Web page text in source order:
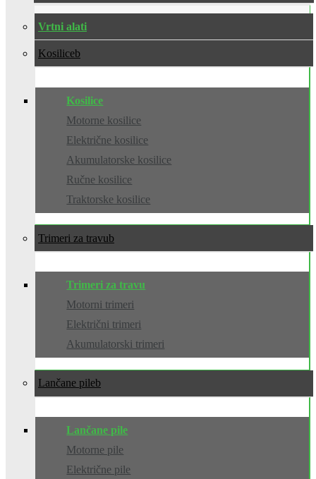
Vrtni alati
Kosilice
Kosilice
Motorne kosilice
Električne kosilice
Akumulatorske kosilice
Ručne kosilice
Traktorske kosilice
Trimeri za travu
Trimeri za travu
Motorni trimeri
Električni trimeri
Akumulatorski trimeri
Lančane pile
Lančane pile
Motorne pile
Električne pile